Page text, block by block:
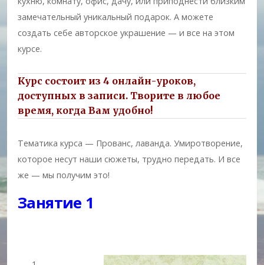
замечательный уникальный подарок. А можете
создать себе авторское украшение — и все на этом
курсе.
Курс состоит из 4 онлайн-уроков,
доступных в записи. Творите в любое
время, когда Вам удобно!
Тематика курса — Прованс, лаванда. Умиротворение,
которое несут наши сюжеты, трудно передать. И все
же — мы получим это!
Занятие 1